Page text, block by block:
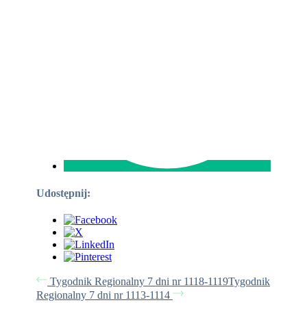
Udostępnij:
Tygodnik Regionalny 7 dni nr 1118-1119Tygodnik
Regionalny 7 dni nr 1113-1114